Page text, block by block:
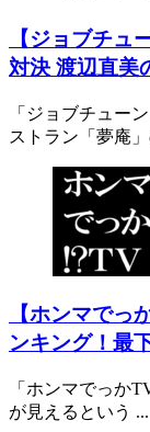
【ジョブチュ
対決 渡辺直美
「ジョブチュー
ストラン「夢庵
【ホンマでっ
ンキング！最
「ホンマでっか
が見えるという ...